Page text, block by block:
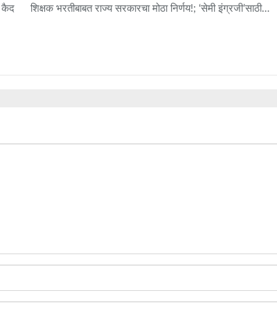
कैद
शिक्षक भरतीबाबत राज्य सरकारचा मोठा निर्णय!; ‘सेमी इंग्रजी’साठी…